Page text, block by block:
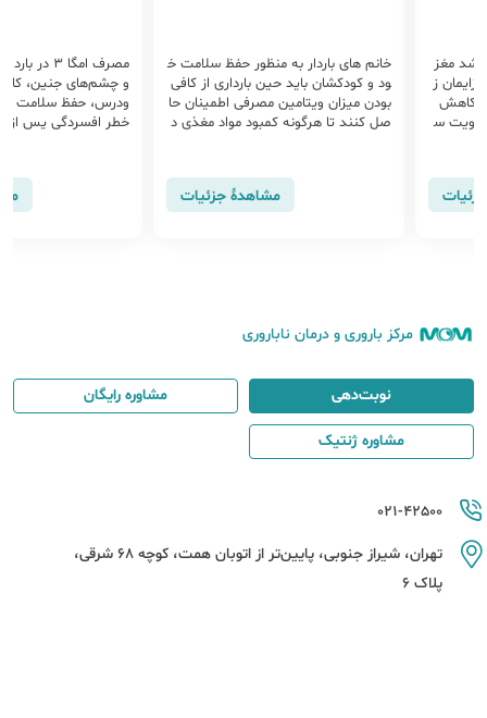
رشد مغز
ز
کاهش
تقویت س
خانم های باردار به منظور حفظ سلامت خ
ود و کودکشان باید حین بارداری از کافی
بودن میزان ویتامین مصرفی اطمینان حا
صل کنند تا هرگونه کمبود مواد مغذی د
مشاهدهٔ جزئیات
مصرف امگا ۳
و چشم‌های جنین،
ودرس، حفظ سلامت
خطر افسردگی پس از
مرکز باروری و درمان ناباروری
021-42500
تهران، شیراز جنوبی، پایین‌تر از اتوبان همت، کوچه 68 شرقی،
پلاک 6
نوبت‌دهی مشاوره رایگان
مشاوره ژنتیک